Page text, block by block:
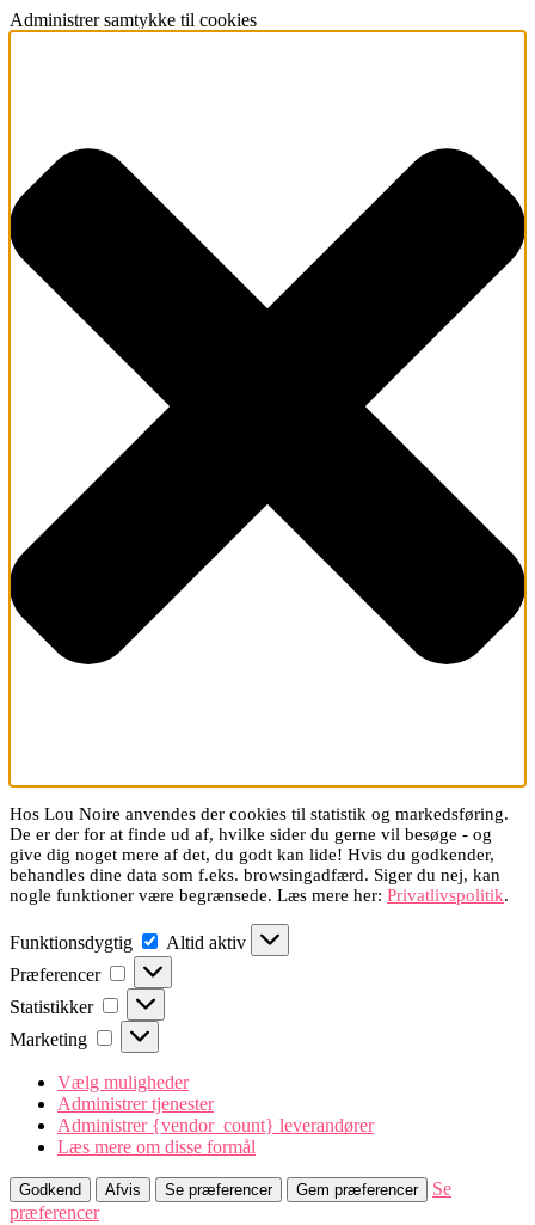
Administrer samtykke til cookies
Hos Lou Noire anvendes der cookies til statistik og markedsføring.
De er der for at finde ud af, hvilke sider du gerne vil besøge - og
give dig noget mere af det, du godt kan lide! Hvis du godkender,
behandles dine data som f.eks. browsingadfærd. Siger du nej, kan
nogle funktioner være begrænsede. Læs mere her: Privatlivspolitik.
Funktionsdygtig Funktionsdygtig
Altid aktiv
Præferencer
Præferencer
Statistikker Statistikker
Marketing Marketing
Vælg muligheder
Administrer tjenester
Administrer {vendor_count} leverandører
Læs mere om disse formål
Godkend Afvis Se præferencer Gem præferencer
Se
præferencer